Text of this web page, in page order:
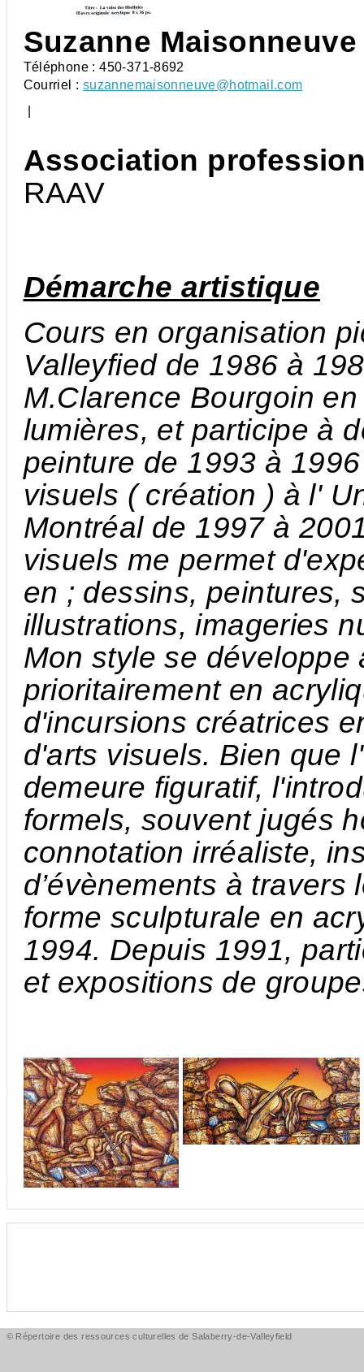
Suzanne Maisonneuve
Téléphone :450-371-8692
Courriel : suzannemaisonneuve@hotmail.com
Association
RAAV
Démarche artistique
Cours en organisation
Valleyfied de 1986 à
M.Clarence Bourgoin
lumières, et participe à
peinture de 1993 à
visuels ( création ) à l'
Montréal de 1997 à
visuels me permet
en ; dessins, peintures,
illustrations, imageries
Mon style se
prioritairement en
d'incursions créatrices
d'arts visuels. Bien que
demeure figuratif,
formels, souvent jugés
connotation irréaliste,
d’évènements à
forme sculpturale en
1994. Depuis 1991,
et expositions de
© Répertoire des ressources culturelles de Salaberry-de-Valleyfield